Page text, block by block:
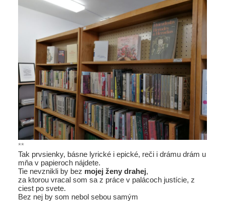
**
Tak prvsienky, básne lyrické i epické, reči i drámu drám u
mňa v papieroch nájdete.
Tie nevznikli by bez mojej ženy drahej,
za ktorou vracal som sa z práce v palácoch justície, z
ciest po svete.
Bez nej by som nebol sebou samým